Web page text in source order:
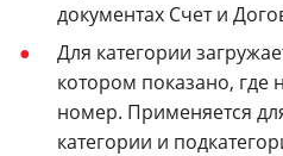
документах Счет и
Для категории
котором показано, где
номер. Применяется
категории и